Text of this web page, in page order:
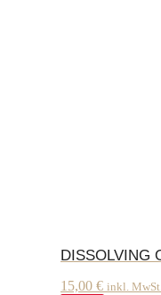
DISSOLVING
15,00 € inkl.